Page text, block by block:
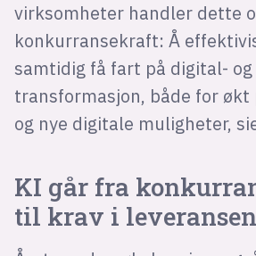
virksomheter handler dette
konkurransekraft: Å
samtidig få fart på digital- og
transformasjon, både for
og nye digitale muligheter,
KI går fra
til krav i leveransen